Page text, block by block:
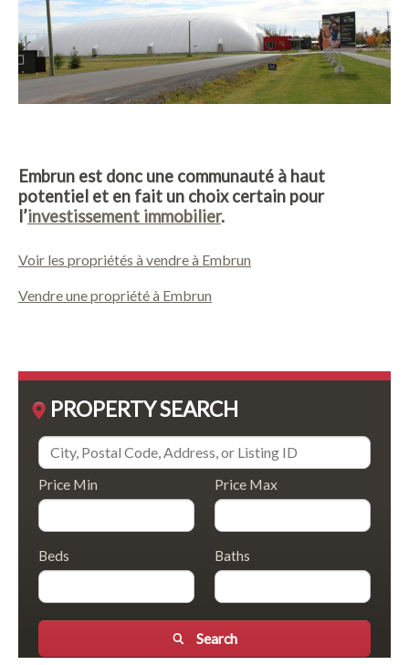
Embrun est donc une communauté à haut
potentiel et en fait un choix certain pour
l’investissement immobilier.
Voir les propriétés à vendre à Embrun
Vendre une propriété à Embrun
PROPERTY SEARCH
Price Min Price Max
Beds Baths
Search